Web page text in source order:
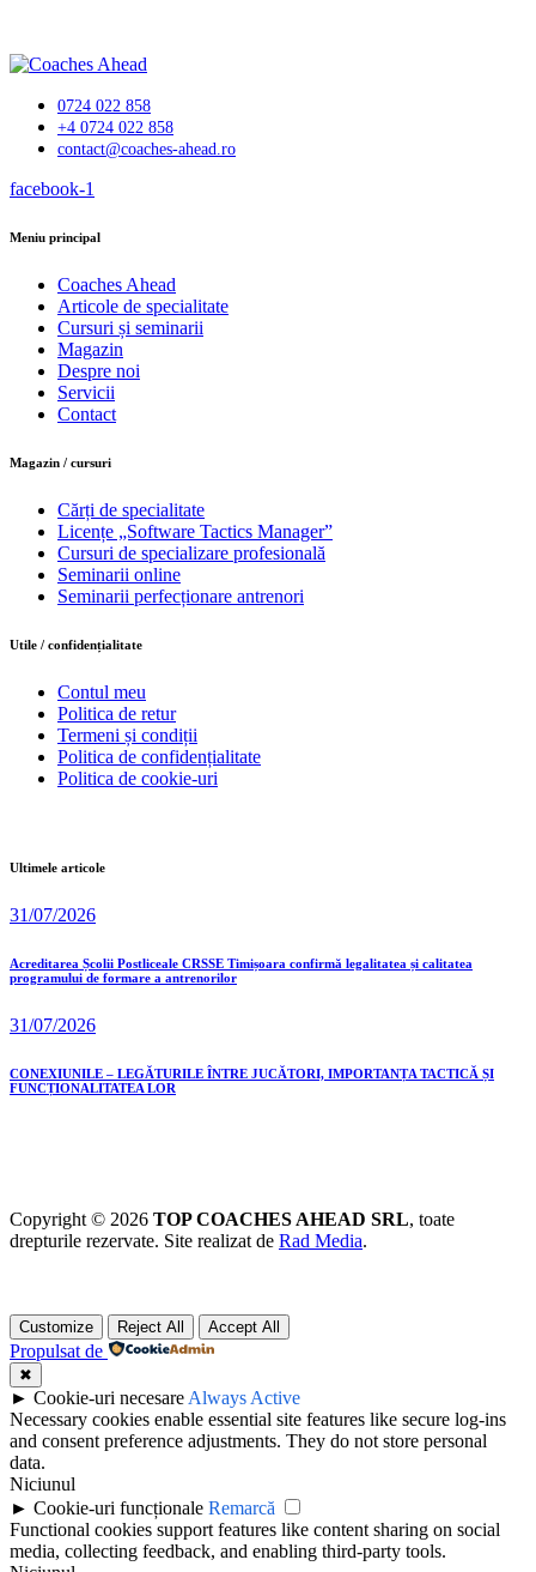
0724 022 858
+4 0724 022 858
contact@coaches-ahead.ro
facebook-1
Meniu principal
Coaches Ahead
Articole de specialitate
Cursuri și seminarii
Magazin
Despre noi
Servicii
Contact
Magazin / cursuri
Cărți de specialitate
Licențe „Software Tactics Manager”
Cursuri de specializare profesională
Seminarii online
Seminarii perfecționare antrenori
Utile / confidențialitate
Contul meu
Politica de retur
Termeni și condiții
Politica de confidențialitate
Politica de cookie-uri
Ultimele articole
31/07/2026
Acreditarea Școlii Postliceale CRSSE Timișoara confirmă legalitatea și calitatea
programului de formare a antrenorilor
31/07/2026
CONEXIUNILE – LEGĂTURILE ÎNTRE JUCĂTORI, IMPORTANȚA TACTICĂ ȘI
FUNCȚIONALITATEA LOR
Copyright © 2026 TOP COACHES AHEAD SRL, toate
drepturile rezervate. Site realizat de Rad Media.
Customize Reject All Accept All
Propulsat de
✖
► Cookie-uri necesare Always Active
Necessary cookies enable essential site features like secure log-ins
and consent preference adjustments. They do not store personal
data.
Niciunul
► Cookie-uri funcționale Remarcă
Functional cookies support features like content sharing on social
media, collecting feedback, and enabling third-party tools.